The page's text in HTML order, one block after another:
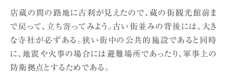
店蔵の間の路地に古刹が見えたので、蔵の街観光館前ま
で戻って、立ち寄ってみよう。古い街並みの背後には、大き
な寺社が必ずある。狭い街中の公共的施設であると同時
に、地震や火事の場合には避難場所であったり、軍事上の
防衛拠点とするためである。